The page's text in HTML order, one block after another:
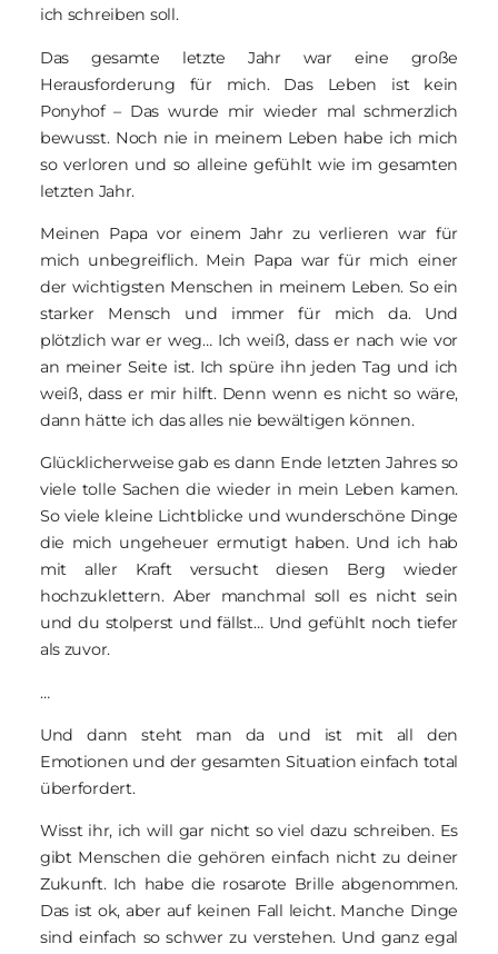
ich schreiben soll.
Das gesamte letzte Jahr war eine große
Herausforderung für mich. Das Leben ist kein
Ponyhof – Das wurde mir wieder mal schmerzlich
bewusst. Noch nie in meinem Leben habe ich mich
so verloren und so alleine gefühlt wie im gesamten
letzten Jahr.
Meinen Papa vor einem Jahr zu verlieren war für
mich unbegreiflich. Mein Papa war für mich einer
der wichtigsten Menschen in meinem Leben. So ein
starker Mensch und immer für mich da. Und
plötzlich war er weg… Ich weiß, dass er nach wie vor
an meiner Seite ist. Ich spüre ihn jeden Tag und ich
weiß, dass er mir hilft. Denn wenn es nicht so wäre,
dann hätte ich das alles nie bewältigen können.
Glücklicherweise gab es dann Ende letzten Jahres so
viele tolle Sachen die wieder in mein Leben kamen.
So viele kleine Lichtblicke und wunderschöne Dinge
die mich ungeheuer ermutigt haben. Und ich hab
mit aller Kraft versucht diesen Berg wieder
hochzuklettern. Aber manchmal soll es nicht sein
und du stolperst und fällst… Und gefühlt noch tiefer
als zuvor.
…
Und dann steht man da und ist mit all den
Emotionen und der gesamten Situation einfach total
überfordert.
Wisst ihr, ich will gar nicht so viel dazu schreiben. Es
gibt Menschen die gehören einfach nicht zu deiner
Zukunft. Ich habe die rosarote Brille abgenommen.
Das ist ok, aber auf keinen Fall leicht. Manche Dinge
sind einfach so schwer zu verstehen. Und ganz egal